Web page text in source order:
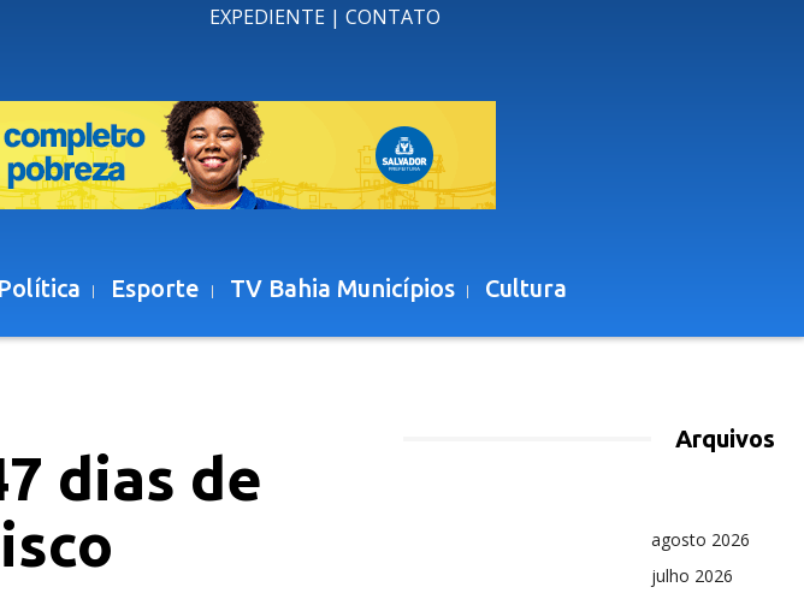
EXPEDIENTE | CONTATO
Política Esporte TV Bahia Municípios Cultura
dias de
Arquivos
agosto 2026
julho 2026